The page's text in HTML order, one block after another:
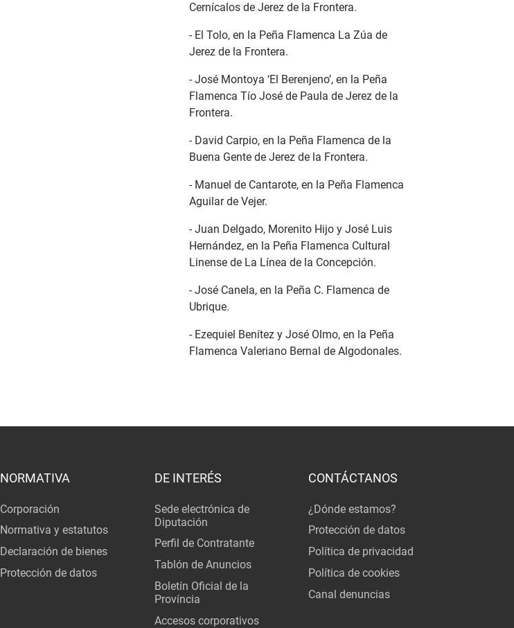
Cernícalos de Jerez de la Frontera.
- El Tolo, en la Peña Flamenca La Zúa de
Jerez de la Frontera.
- José Montoya ‘El Berenjeno’, en la Peña
Flamenca Tío José de Paula de Jerez de la
Frontera.
- David Carpio, en la Peña Flamenca de la
Buena Gente de Jerez de la Frontera.
- Manuel de Cantarote, en la Peña Flamenca
Aguilar de Vejer.
- Juan Delgado, Morenito Hijo y José Luis
Hernández, en la Peña Flamenca Cultural
Linense de La Línea de la Concepción.
- José Canela, en la Peña C. Flamenca de
Ubrique.
- Ezequiel Benítez y José Olmo, en la Peña
Flamenca Valeriano Bernal de Algodonales.
NORMATIVA
Corporación
Normativa y estatutos
Declaración de bienes
Protección de datos
DE INTERÉS
Sede electrónica de
Diputación
Perfil de Contratante
Tablón de Anuncios
Boletín Oficial de la
Província
Accesos corporativos
CONTÁCTANOS
¿Dónde estamos?
Protección de datos
Política de privacidad
Política de cookies
Canal denuncias